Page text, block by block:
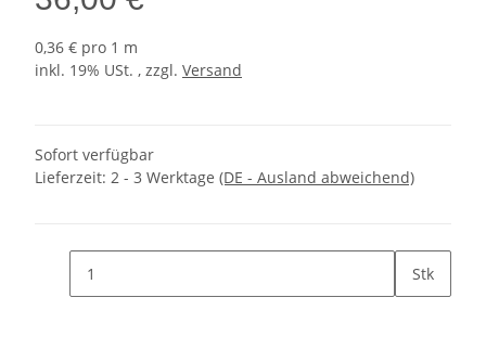
0,36 € pro 1 m
inkl. 19% USt. , zzgl. Versand
Sofort verfügbar
Lieferzeit: 2 - 3 Werktage (DE - Ausland abweichend)
Stk